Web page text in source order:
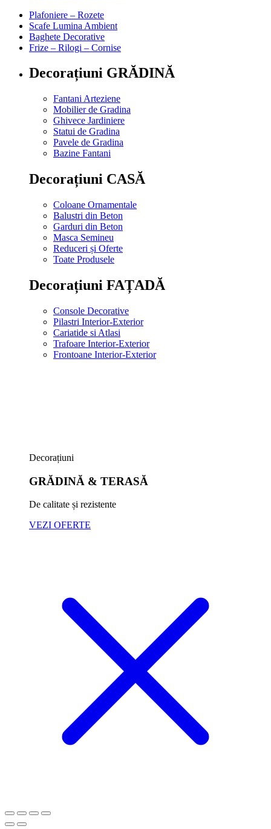
Plafoniere – Rozete
Scafe Lumina Ambient
Baghete Decorative
Frize – Rilogi – Cornise
Decorațiuni GRĂDINĂ
Fantani Arteziene
Mobilier de Gradina
Ghivece Jardiniere
Statui de Gradina
Pavele de Gradina
Bazine Fantani
Decorațiuni CASĂ
Coloane Ornamentale
Balustri din Beton
Garduri din Beton
Masca Semineu
Reduceri și Oferte
Toate Produsele
Decorațiuni FAȚADĂ
Console Decorative
Pilastri Interior-Exterior
Cariatide si Atlasi
Trafoare Interior-Exterior
Frontoane Interior-Exterior
Decorațiuni
GRĂDINĂ & TERASĂ
De calitate și rezistente
VEZI OFERTE